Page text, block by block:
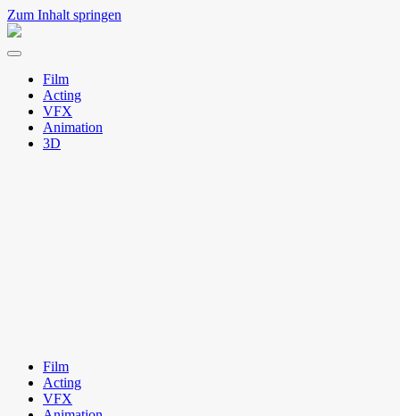
Zum Inhalt springen
Natto
Menü
umschalten
Film
Acting
VFX
Animation
3D
Film
Acting
VFX